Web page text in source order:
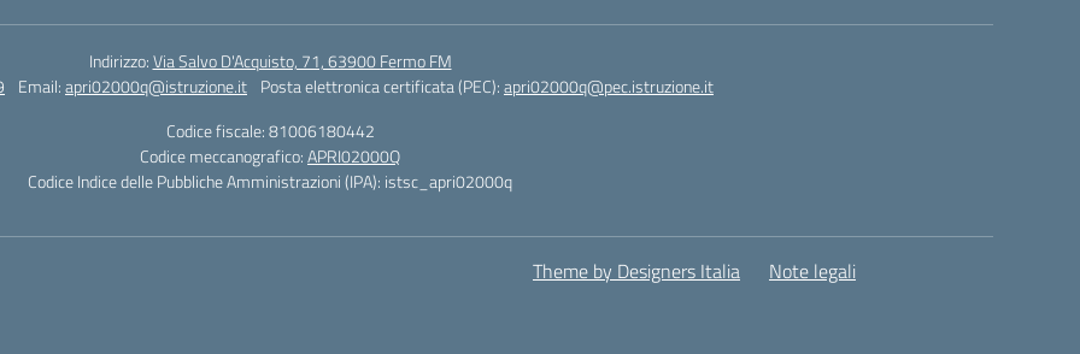
Indirizzo:Via Salvo D'Acquisto, 71, 63900 Fermo FM
Email:apri02000q@istruzione.it Posta elettronica certificata (PEC):apri02000q@pec.istruzione.it
Codice fiscale: 81006180442
Codice meccanografico:APRI02000Q
Codice Indice delle Pubbliche Amministrazioni (IPA): istsc_apri02000q
Theme by Designers Italia Note legali